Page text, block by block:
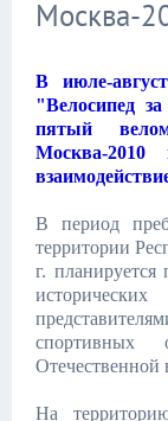
Москва-
В июле-
"Велосипед
пятый
Москва-
В период
территории
г.
спортивных
Отечественной
На